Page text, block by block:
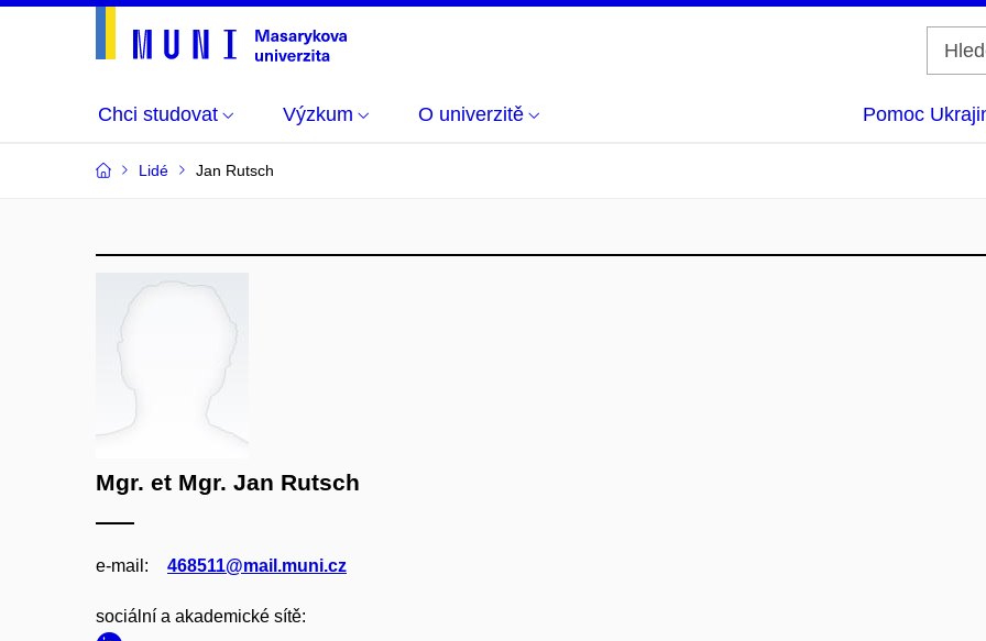
Chci studovat Výzkum O univerzitě Pomoc
Lidé Jan Rutsch
Mgr. et Mgr. Jan Rutsch
e‑mail: 468511@mail.muni.cz
sociální a akademické sítě: